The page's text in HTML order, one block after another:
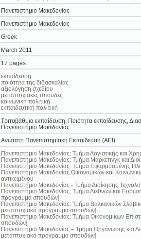
Πανεπιστήμιο Μακεδονίας
Πανεπιστήμιο Μακεδονίας
Greek
March 2011
17 pages
εκπαίδευση
ποιότητα της διδασκαλίας
αξιολόγηση σχεδίου
μεταπτυχιακές σπουδές
κοινωνική πολιτική
εκπαιδευτική πολιτική
Τριτοβάθμια εκπάίδευση, Ποιότητα εκπαίδευσης,
Πανεπιστήμιο Μακεδονίας
Ανώτατη Πανεπιστημιακή Εκπαίδευση (ΑΕΙ)
Πανεπιστήμιο Μακεδονίας: Τμήμα Λογιστικής και
Πανεπιστήμιο Μακεδονίας: Τμήμα Μάρκετινγκ και
Πανεπιστήμιο Μακεδονίας: Τμήμα Εφαρμοσμένης
Πανεπιστήμιο Μακεδονίας Οικονομικών και
αντικειμένου
Πανεπιστήμιο Μακεδονίας - Τμήμα Διοίκησης
Πανεπιστήμιο Μακεδονίας: Τμήμα Διεθνών και
πρόγραμμα σπουδών]
Πανεπιστήμιο Μακεδονίας: Τμήμα Βαλκανικών
μεταπτυχιακό πρόγραμμα σπουδών]
Πανεπιστήμιο Μακεδονίας: Τμήμα Οικονομικών
σπουδών]
Πανεπιστήμιο Μακεδονίας – Τμήμα Οργάνωσης και
μεταπτυχιακό πρόγραμμα σπουδών]